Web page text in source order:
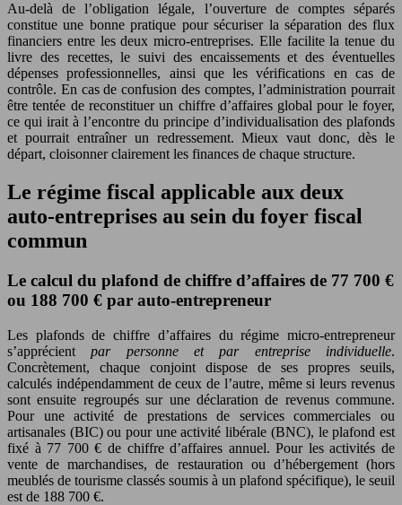
Au-delà de l’obligation légale, l’ouverture de comptes séparés
constitue une bonne pratique pour sécuriser la séparation des flux
financiers entre les deux micro-entreprises. Elle facilite la tenue du
livre des recettes, le suivi des encaissements et des éventuelles
dépenses professionnelles, ainsi que les vérifications en cas de
contrôle. En cas de confusion des comptes, l’administration pourrait
être tentée de reconstituer un chiffre d’affaires global pour le foyer,
ce qui irait à l’encontre du principe d’individualisation des plafonds
et pourrait entraîner un redressement. Mieux vaut donc, dès le
départ, cloisonner clairement les finances de chaque structure.
Le régime fiscal applicable aux deux
auto-entreprises au sein du foyer fiscal
commun
Le calcul du plafond de chiffre d’affaires de 77 700 €
ou 188 700 € par auto-entrepreneur
Les plafonds de chiffre d’affaires du régime micro-entrepreneur
s’apprécientpar personne et par entreprise individuelle.
Concrètement, chaque conjoint dispose de ses propres seuils,
calculés indépendamment de ceux de l’autre, même si leurs revenus
sont ensuite regroupés sur une déclaration de revenus commune.
Pour une activité de prestations de services commerciales ou
artisanales (BIC) ou pour une activité libérale (BNC), le plafond est
fixé à 77 700 € de chiffre d’affaires annuel. Pour les activités de
vente de marchandises, de restauration ou d’hébergement (hors
meublés de tourisme classés soumis à un plafond spécifique), le seuil
est de 188 700 €.